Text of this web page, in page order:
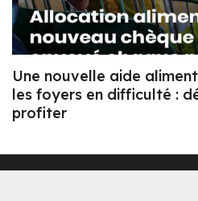
Une nouvelle aide
les foyers en difficulté :
profiter